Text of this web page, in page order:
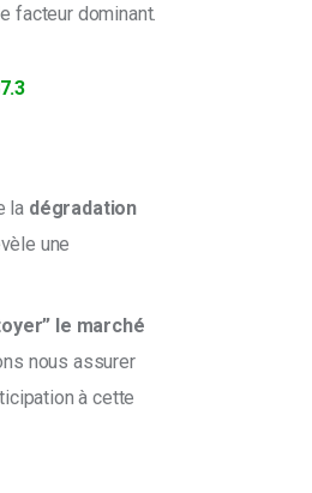
facteur dominant.
la dégradation
une
le marché
nous assurer
à cette